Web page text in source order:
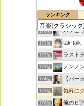
ランキング
思えば
169位 室内楽
170位 ボチェ
171位 tak-talk
172位 ラスト
173位 ノンノ
174位 【パー
175位 気軽に
176位 俺のピ